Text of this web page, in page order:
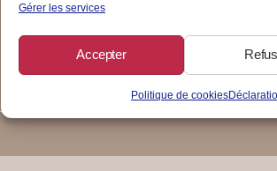
Gérer les services
Accepter
Politique de cookies